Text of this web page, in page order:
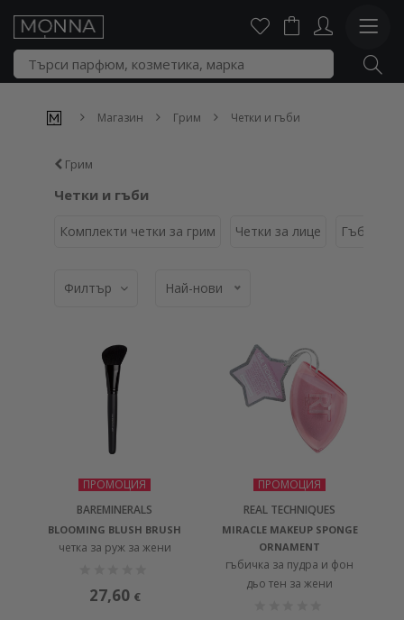
Магазин Грим Четки и гъби
Грим
Четки и гъби
Комплекти четки за грим Четки за лице Гъбички
Филтър Най-нови
ПРОМОЦИЯ
BAREMINERALS
BLOOMING BLUSH BRUSH
четка за руж за жени
27,60 €
ПРОМОЦИЯ
REAL TECHNIQUES
MIRACLE MAKEUP SPONGE
ORNAMENT
гъбичка за пудра и фон
дьо тен за жени